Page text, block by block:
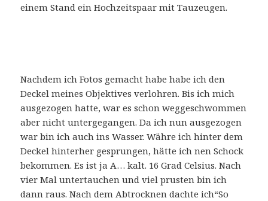
einem Stand ein Hochzeitspaar mit Tauzeugen.
Nachdem ich Fotos gemacht habe habe ich den
Deckel meines Objektives verlohren. Bis ich mich
ausgezogen hatte, war es schon weggeschwommen
aber nicht untergegangen. Da ich nun ausgezogen
war bin ich auch ins Wasser. Währe ich hinter dem
Deckel hinterher gesprungen, hätte ich nen Schock
bekommen. Es ist ja A… kalt. 16 Grad Celsius. Nach
vier Mal untertauchen und viel prusten bin ich
dann raus. Nach dem Abtrocknen dachte ich“So